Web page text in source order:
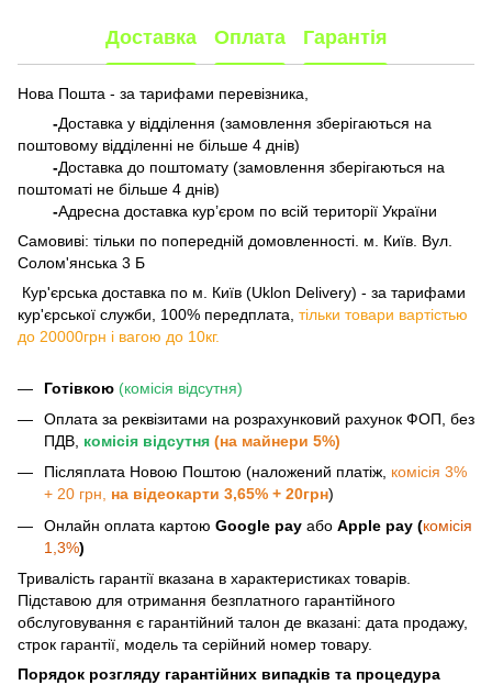
Доставка Оплата Гарантія
Нова Пошта - за тарифами перевізника,
-Доставка у відділення (замовлення зберігаються на
поштовому відділенні не більше 4 днів)
-Доставка до поштомату (замовлення зберігаються на
поштоматі не більше 4 днів)
-Адресна доставка кур’єром по всій території України
Самовиві: тільки по попередній домовленності. м. Київ. Вул.
Солом'янська 3 Б
​​​​​​ Кур'єрська доставка по м. Київ (Uklon Delivery) - за тарифами
кур'єрської служби, 100% передплата, тільки товари вартістью
до 20000грн і вагою до 10кг.
Готівкою (комісія відсутня)
Оплата за реквізитами на розрахунковий рахунок ФОП, без
ПДВ, комісія відсутня (на майнери 5%)
Післяплата Новою Поштою (наложений платіж, комісія 3%
+ 20 грн, на відеокарти 3,65% + 20грн)
Онлайн оплата картою Google pay або Apple pay (комісія
1,3%)
Тривалість гарантії вказана в характеристиках товарів.
Підставою для отримання безплатного гарантійного
обслуговування є гарантійний талон де вказані: дата продажу,
строк гарантії, модель та серійний номер товару.
Порядок розгляду гарантійних випадків та процедура